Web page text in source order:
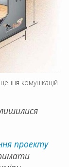
комунікацій
проекту